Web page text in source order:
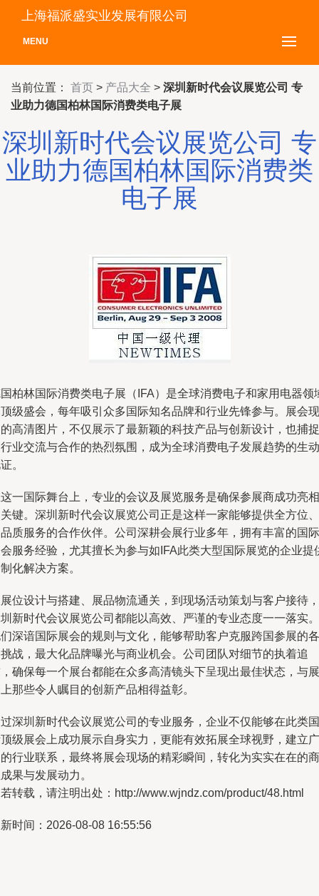
上海福派盛实业发展有限公司
MENU
当前位置： 首页 > 产品大全 > 深圳新时代会议展览公司 专
业助力德国柏林国际消费类电子展
深圳新时代会议展览公司 专
业助力德国柏林国际消费类
电子展
柏林国际消费类电子展（IFA）是全球消费电子和家用电器领
级盛会，每年吸引众多国际知名品牌和行业先锋参与。展会现
高清图片，不仅展示了最新颖的科技产品与创新设计，也捕捉
业交流与合作的热烈氛围，成为全球消费电子发展趋势的生动
。
一国际舞台上，专业的会议及展览服务是确保参展商成功亮相
键。深圳新时代会议展览公司正是这样一家能够提供全方位、
质服务的合作伙伴。公司深耕会展行业多年，拥有丰富的国际
服务经验，尤其擅长为参与如IFA此类大型国际展览的企业提
化解决方案。
位设计与搭建、展品物流通关，到现场活动策划与客户接待，
新时代会议展览公司都能以高效、严谨的专业态度一一落实。
深谙国际展会的规则与文化，能够帮助客户克服跨国参展的各
战，最大化品牌曝光与商业机会。公司团队对细节的执着追
确保每一个展台都能在众多高清镜头下呈现出最佳状态，与展
那些令人瞩目的创新产品相得益彰。
深圳新时代会议展览公司的专业服务，企业不仅能够在此类国
级展会上成功展示自身实力，更能有效拓展全球视野，建立广
行业联系，最终将展会现场的精彩瞬间，转化为实实在在的商
果与发展动力。
转载，请注明出处：http://www.wjndz.com/product/48.html
时间：2026-08-08 16:55:56